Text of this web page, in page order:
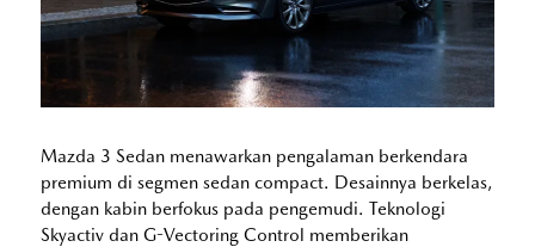
Mazda 3 Sedan menawarkan pengalaman berkendara
premium di segmen sedan compact. Desainnya berkelas,
dengan kabin berfokus pada pengemudi. Teknologi
Skyactiv dan G-Vectoring Control memberikan